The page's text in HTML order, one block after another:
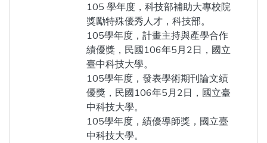
105 學年度，科技部補助大專校院
獎勵特殊優秀人才，科技部。
105學年度，計畫主持與產學合作
績優獎，民國106年5月2日，國立
臺中科技大學。
105學年度，發表學術期刊論文績
優獎，民國106年5月2日，國立臺
中科技大學。
105學年度，績優導師獎，國立臺
中科技大學。